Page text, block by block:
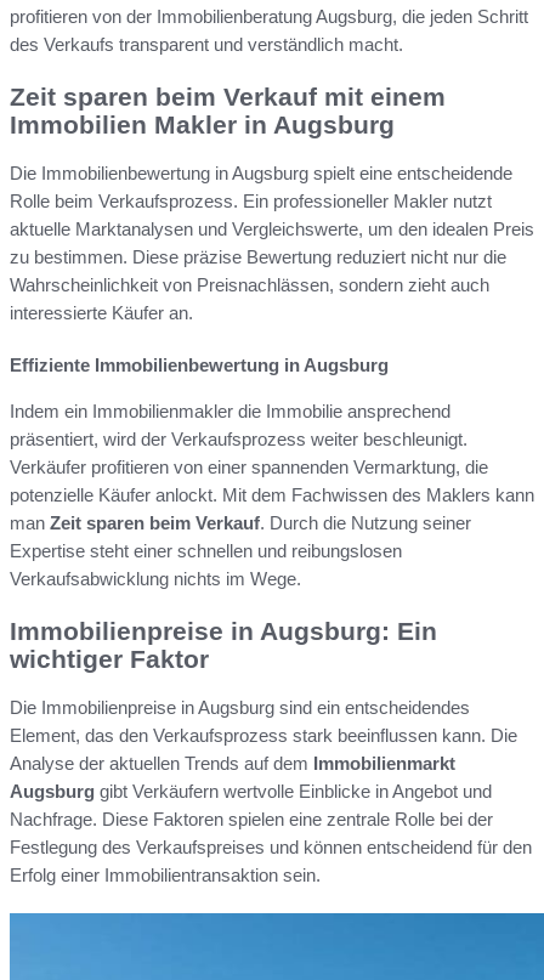
profitieren von der Immobilienberatung Augsburg, die jeden Schritt
des Verkaufs transparent und verständlich macht.
Zeit sparen beim Verkauf mit einem
Immobilien Makler in Augsburg
Die Immobilienbewertung in Augsburg spielt eine entscheidende
Rolle beim Verkaufsprozess. Ein professioneller Makler nutzt
aktuelle Marktanalysen und Vergleichswerte, um den idealen Preis
zu bestimmen. Diese präzise Bewertung reduziert nicht nur die
Wahrscheinlichkeit von Preisnachlässen, sondern zieht auch
interessierte Käufer an.
Effiziente Immobilienbewertung in Augsburg
Indem ein Immobilienmakler die Immobilie ansprechend
präsentiert, wird der Verkaufsprozess weiter beschleunigt.
Verkäufer profitieren von einer spannenden Vermarktung, die
potenzielle Käufer anlockt. Mit dem Fachwissen des Maklers kann
man Zeit sparen beim Verkauf. Durch die Nutzung seiner
Expertise steht einer schnellen und reibungslosen
Verkaufsabwicklung nichts im Wege.
Immobilienpreise in Augsburg: Ein
wichtiger Faktor
Die Immobilienpreise in Augsburg sind ein entscheidendes
Element, das den Verkaufsprozess stark beeinflussen kann. Die
Analyse der aktuellen Trends auf dem Immobilienmarkt
Augsburg gibt Verkäufern wertvolle Einblicke in Angebot und
Nachfrage. Diese Faktoren spielen eine zentrale Rolle bei der
Festlegung des Verkaufspreises und können entscheidend für den
Erfolg einer Immobilientransaktion sein.